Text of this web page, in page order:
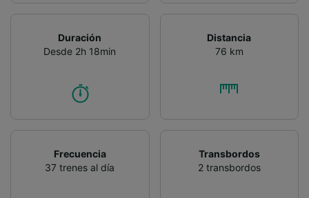
Duración
Desde 2h 18min
Distancia
76 km
Frecuencia
37 trenes al día
Transbordos
2 transbordos